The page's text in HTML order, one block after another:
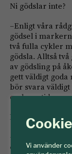
Vi använder
Ni gödslar inte?
–Enligt våra
gödsel i
två fulla cykler
gödsla. Alltså
av gödsling på
gett väldigt
bör svara
omloppstiden.
Har
–När vi väl
etableringen har